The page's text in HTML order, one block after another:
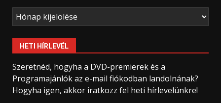
Archívum
HETI HÍRLEVÉL
Szeretnéd, hogyha a DVD-premierek és a
Programajánlók az e-mail fiókodban landolnának?
Hogyha igen, akkor iratkozz fel heti hírlevelünkre!